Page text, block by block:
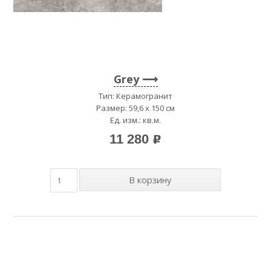
Grey
Тип: Керамогранит
Размер: 59,6 x 150 см
Ед. изм.: кв.м.
11 280 p